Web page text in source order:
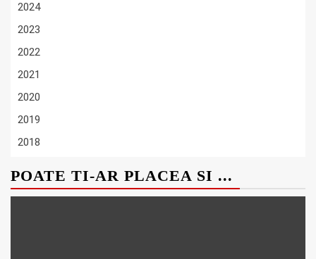
2024
2023
2022
2021
2020
2019
2018
POATE TI-AR PLACEA SI ...